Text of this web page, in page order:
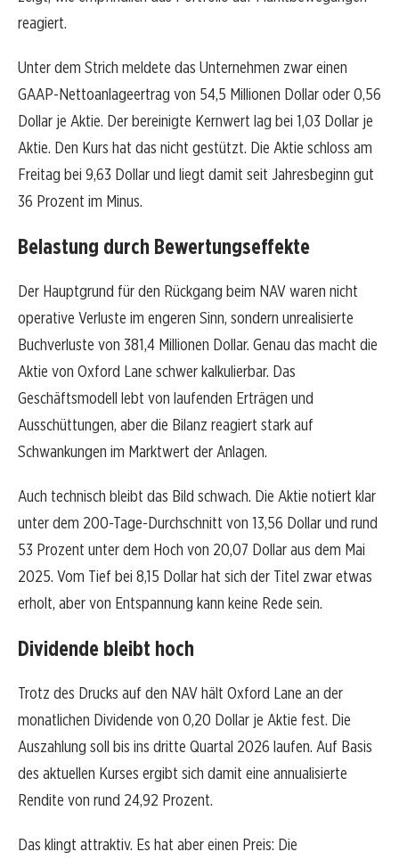
reagiert.
Unter dem Strich meldete das Unternehmen zwar einen
GAAP-Nettoanlageertrag von 54,5 Millionen Dollar oder 0,56
Dollar je Aktie. Der bereinigte Kernwert lag bei 1,03 Dollar je
Aktie. Den Kurs hat das nicht gestützt. Die Aktie schloss am
Freitag bei 9,63 Dollar und liegt damit seit Jahresbeginn gut
36 Prozent im Minus.
Belastung durch Bewertungseffekte
Der Hauptgrund für den Rückgang beim NAV waren nicht
operative Verluste im engeren Sinn, sondern unrealisierte
Buchverluste von 381,4 Millionen Dollar. Genau das macht die
Aktie von Oxford Lane schwer kalkulierbar. Das
Geschäftsmodell lebt von laufenden Erträgen und
Ausschüttungen, aber die Bilanz reagiert stark auf
Schwankungen im Marktwert der Anlagen.
Auch technisch bleibt das Bild schwach. Die Aktie notiert klar
unter dem 200-Tage-Durchschnitt von 13,56 Dollar und rund
53 Prozent unter dem Hoch von 20,07 Dollar aus dem Mai
2025. Vom Tief bei 8,15 Dollar hat sich der Titel zwar etwas
erholt, aber von Entspannung kann keine Rede sein.
Dividende bleibt hoch
Trotz des Drucks auf den NAV hält Oxford Lane an der
monatlichen Dividende von 0,20 Dollar je Aktie fest. Die
Auszahlung soll bis ins dritte Quartal 2026 laufen. Auf Basis
des aktuellen Kurses ergibt sich damit eine annualisierte
Rendite von rund 24,92 Prozent.
Das klingt attraktiv. Es hat aber einen Preis: Die